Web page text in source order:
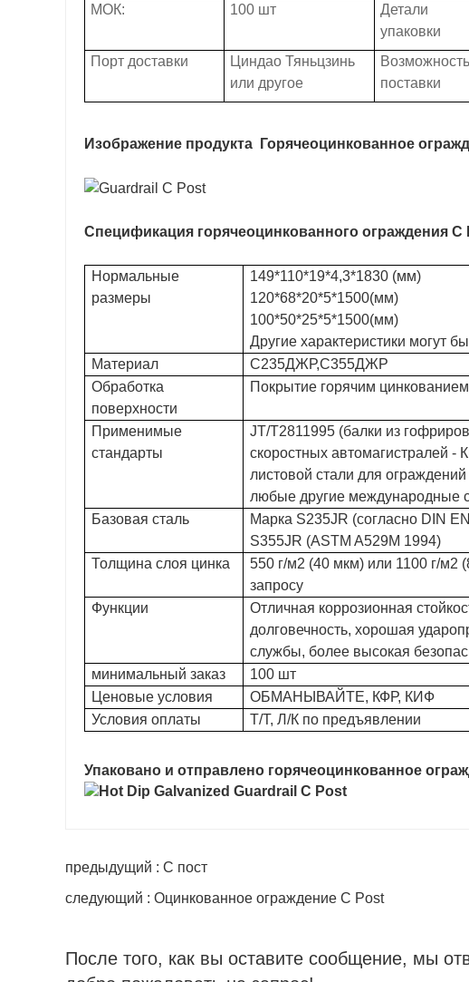
МОК: 100 шт
Детали
упаковки
Порт доставки
Циндао Тяньцзинь
или другое
Возможность
поставки
Изображение продукта Горячеоцинкованное
Спецификация горячеоцинкованного ограждения C
Нормальные
размеры
149*110*19*4,3*1830 (мм)
120*68*20*5*1500(мм)
100*50*25*5*1500(мм)
Другие характеристики могут
Материал
С235ДЖР,С355ДЖР
Обработка
поверхности
Покрытие горячим
Применимые
стандарты
JT/T2811995 (балки из
скоростных автомагистралей -
листовой стали для
любые другие международные
Базовая сталь
Марка S235JR (согласно DIN
S355JR (ASTM A529M 1994)
Толщина слоя цинка
550 г/м2 (40 мкм) или 1100 г/
запросу
Функции
Отличная коррозионная
долговечность, хорошая
службы, более высокая
минимальный заказ
100 шт
Ценовые условия
ОБМАНЫВАЙТЕ, КФР, КИФ
Условия оплаты
Т/Т, Л/К по предъявлении
Упаковано и отправлено горячеоцинкованное
предыдущий : C пост
следующий : Оцинкованное ограждение C Post
После того, как вы оставите сообщение, мы